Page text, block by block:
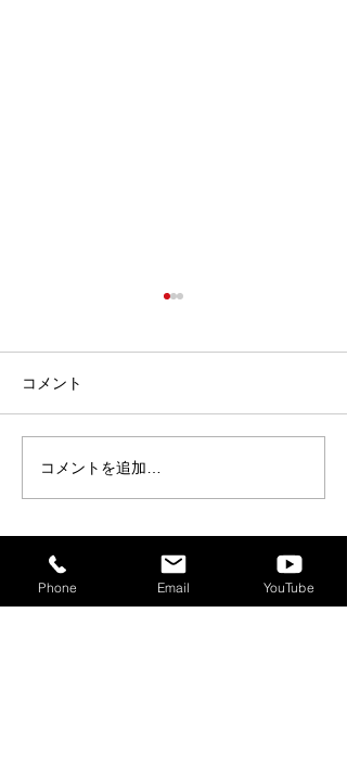
【“コワーキングウィー
ク”開催！】コワーキング
見学で5時間分チケットプ
レゼント！※8/5はランチ
会同時開催＜8/3(月)～
コメント
コメントを追加…
Phone Email YouTube